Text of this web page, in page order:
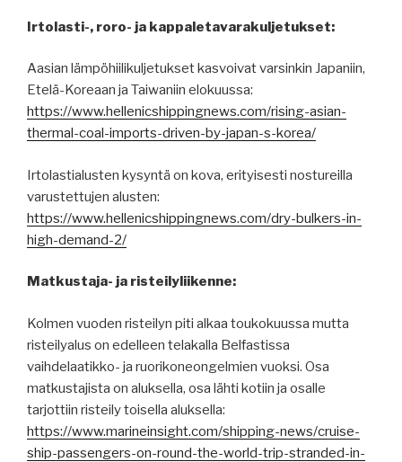
Irtolasti-, roro- ja kappaletavarakuljetukset:
Aasian lämpöhiilikuljetukset kasvoivat varsinkin Japaniin,
Etelä-Koreaan ja Taiwaniin elokuussa:
https://www.hellenicshippingnews.com/rising-asian-
thermal-coal-imports-driven-by-japan-s-korea/
Irtolastialusten kysyntä on kova, erityisesti nostureilla
varustettujen alusten:
https://www.hellenicshippingnews.com/dry-bulkers-in-
high-demand-2/
Matkustaja- ja risteilyliikenne:
Kolmen vuoden risteilyn piti alkaa toukokuussa mutta
risteilyalus on edelleen telakalla Belfastissa
vaihdelaatikko- ja ruorikoneongelmien vuoksi. Osa
matkustajista on aluksella, osa lähti kotiin ja osalle
tarjottiin risteily toisella aluksella:
https://www.marineinsight.com/shipping-news/cruise-
ship-passengers-on-round-the-world-trip-stranded-in-